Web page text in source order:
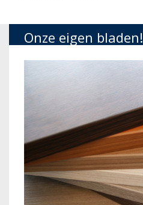
Onze eigen bladen!